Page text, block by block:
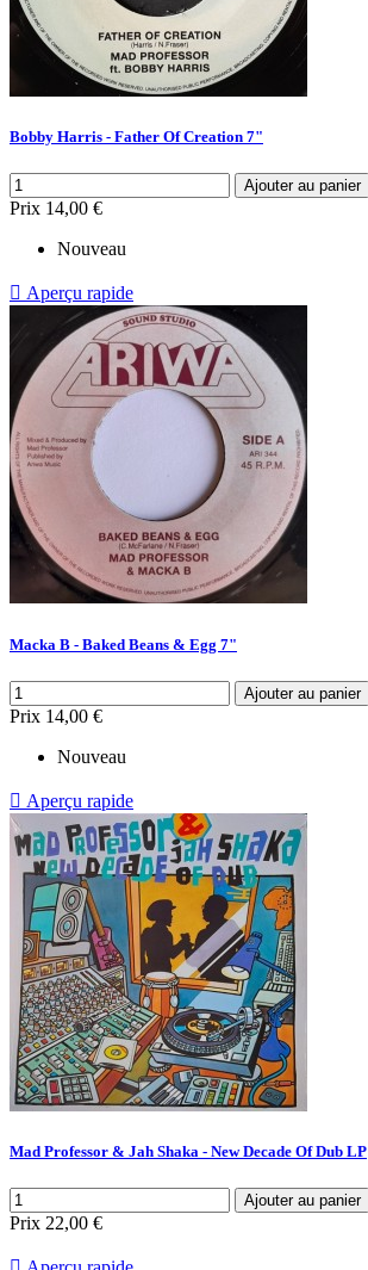
Bobby Harris - Father Of Creation 7"
Ajouter au panier
Prix 14,00 €
Nouveau
 Aperçu rapide
Macka B - Baked Beans & Egg 7"
Ajouter au panier
Prix 14,00 €
Nouveau
 Aperçu rapide
Mad Professor & Jah Shaka - New Decade Of Dub LP
Ajouter au panier
Prix 22,00 €